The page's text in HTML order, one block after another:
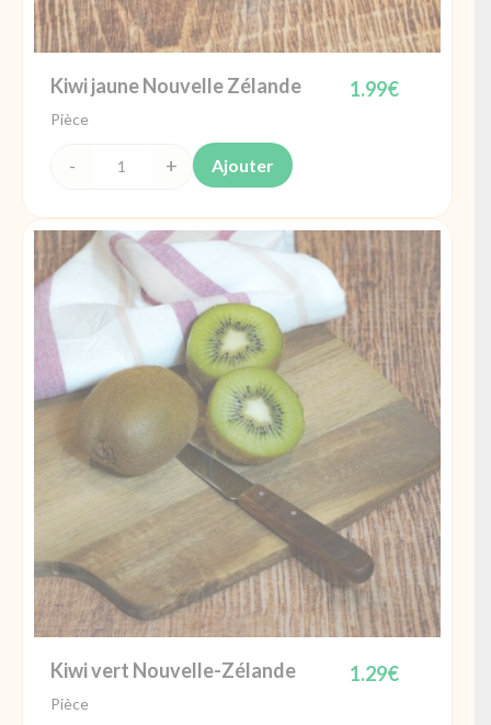
Kiwi jaune Nouvelle Zélande 1.99€
Pièce
quantité
Kiwi
jaune
Nouvelle
Zélande
Ajouter
Kiwi vert Nouvelle-Zélande 1.29€
Pièce